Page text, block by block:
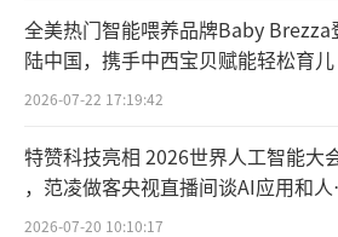
全美热门智能喂养品牌Baby Brezza
陆中国，携手中西宝贝赋能轻松育儿
2026-07-22 17:19:42
特赞科技亮相 2026世界人工智能大
，范凌做客央视直播间谈AI应用和人
关系
2026-07-20 10:10:17